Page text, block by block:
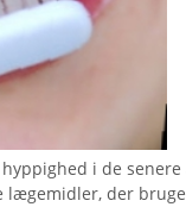
i de
lægemidler, der